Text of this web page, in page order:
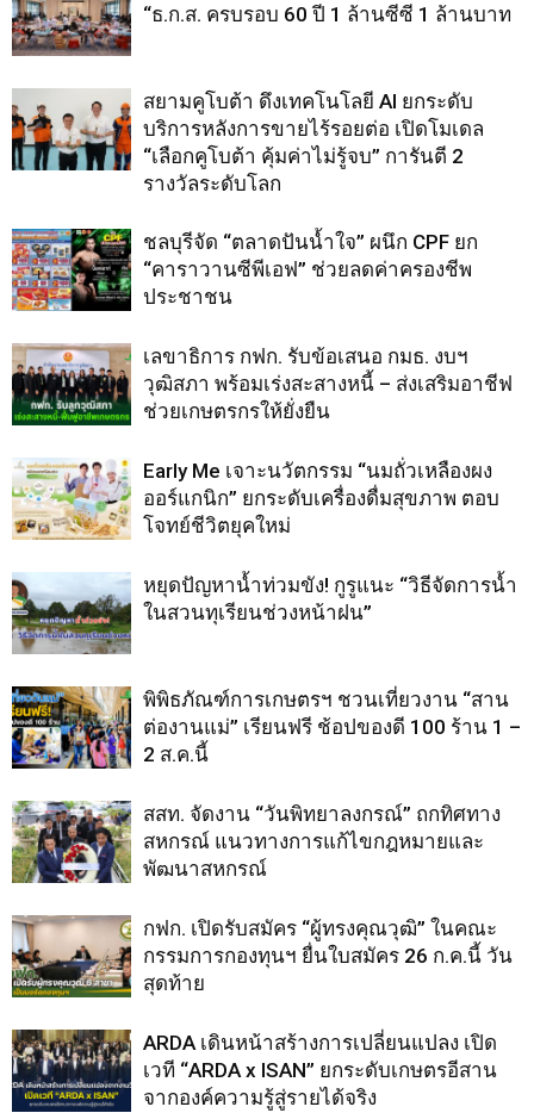
“ธ.ก.ส. ครบรอบ 60 ปี 1 ล้านซีซี 1 ล้านบาท
สยามคูโบต้า ดึงเทคโนโลยี AI ยกระดับ
บริการหลังการขายไร้รอยต่อ เปิดโมเดล
“เลือกคูโบต้า คุ้มค่าไม่รู้จบ” การันตี 2
รางวัลระดับโลก
ชลบุรีจัด “ตลาดปันน้ำใจ” ผนึก CPF ยก
“คาราวานซีพีเอฟ” ช่วยลดค่าครองชีพ
ประชาชน
เลขาธิการ กฟก. รับข้อเสนอ กมธ. งบฯ
วุฒิสภา พร้อมเร่งสะสางหนี้ – ส่งเสริมอาชีฟ
ช่วยเกษตรกรให้ยั่งยืน
Early Me เจาะนวัตกรรม “นมถั่วเหลืองผง
ออร์แกนิก” ยกระดับเครื่องดื่มสุขภาพ ตอบ
โจทย์ชีวิตยุคใหม่
หยุดปัญหาน้ำท่วมขัง! กูรูแนะ “วิธีจัดการน้ำ
ในสวนทุเรียนช่วงหน้าฝน”
พิพิธภัณฑ์การเกษตรฯ ชวนเที่ยวงาน “สาน
ต่องานแม่” เรียนฟรี ช้อปของดี 100 ร้าน 1 –
2 ส.ค.นี้
สสท. จัดงาน “วันพิทยาลงกรณ์” ถกทิศทาง
สหกรณ์ แนวทางการแก้ไขกฎหมายและ
พัฒนาสหกรณ์
กฟก. เปิดรับสมัคร “ผู้ทรงคุณวุฒิ” ในคณะ
กรรมการกองทุนฯ ยื่นใบสมัคร 26 ก.ค.นี้ วัน
สุดท้าย
ARDA เดินหน้าสร้างการเปลี่ยนแปลง เปิด
เวที “ARDA x ISAN” ยกระดับเกษตรอีสาน
จากองค์ความรู้สู่รายได้จริง